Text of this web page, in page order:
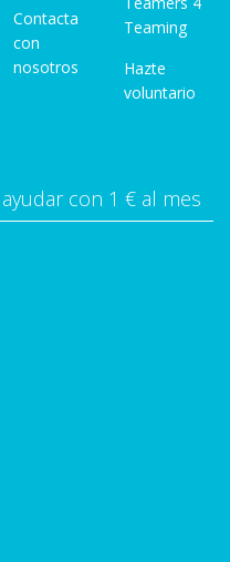
Contacta
con
nosotros
Teaming
Hazte
voluntario
con 1 € al mes